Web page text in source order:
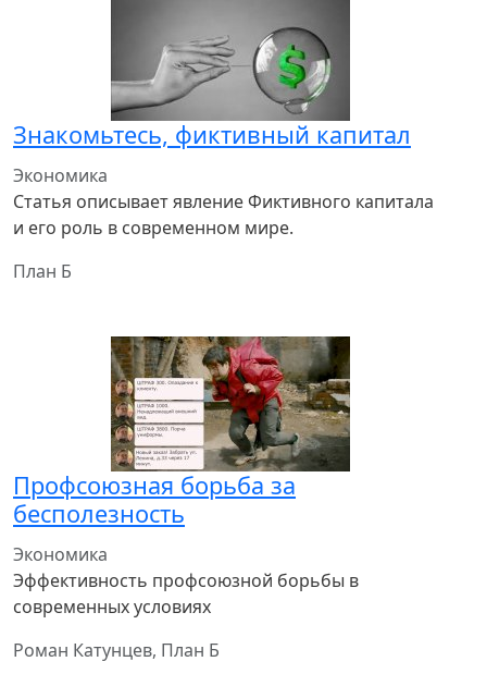
Знакомьтесь, фиктивный капитал
Экономика
Статья описывает явление Фиктивного капитала
и его роль в современном мире.
План Б
Профсоюзная борьба за
бесполезность
Экономика
Эффективность профсоюзной борьбы в
современных условиях
Роман Катунцев, План Б